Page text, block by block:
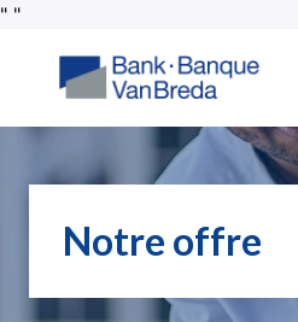
" "
Aller
Page d'accueil
Notre offre